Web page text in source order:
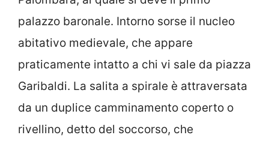
palazzo baronale. Intorno sorse il nucleo
abitativo medievale, che appare
praticamente intatto a chi vi sale da piazza
Garibaldi. La salita a spirale è attraversata
da un duplice camminamento coperto o
rivellino, detto del soccorso, che